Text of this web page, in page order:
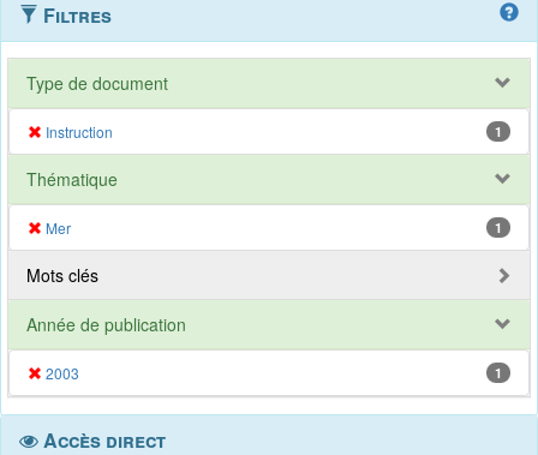
Filtres
Type de document
Instruction 1
Thématique
Mer 1
Mots clés
Année de publication
2003 1
Accès direct